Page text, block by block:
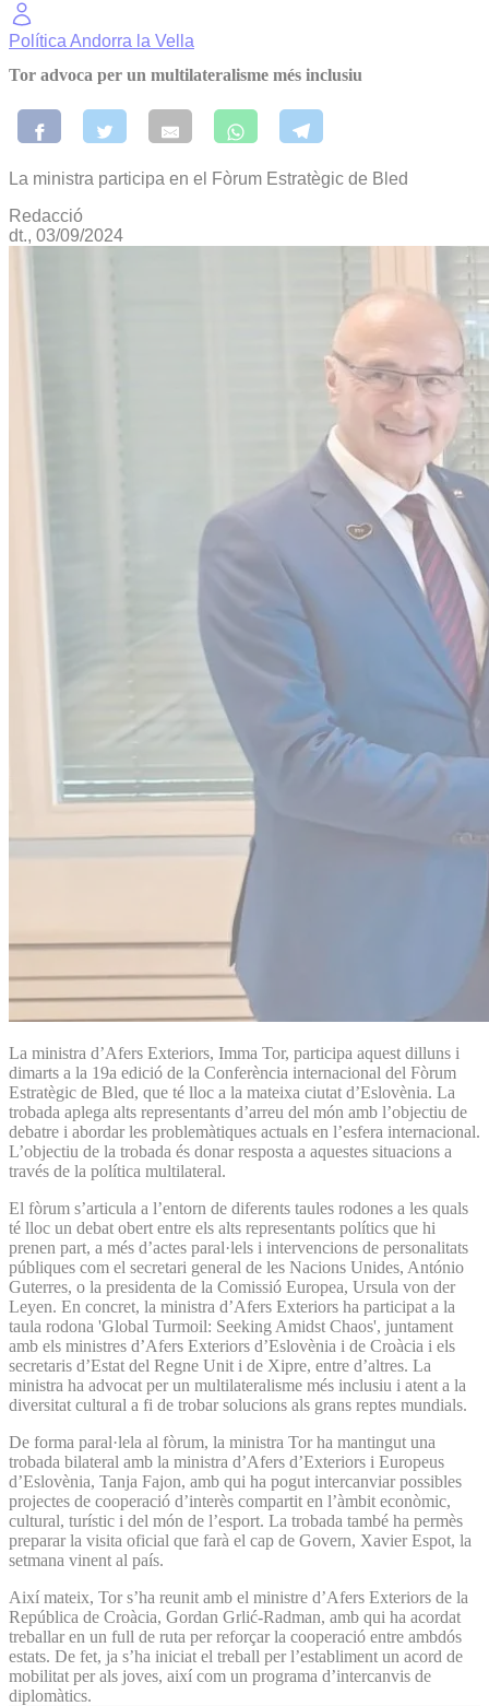
Política Andorra la Vella
Tor advoca per un multilateralisme més inclusiu
La ministra participa en el Fòrum Estratègic de Bled
Redacció
dt., 03/09/2024
La ministra d’Afers Exteriors, Imma Tor, participa aquest dilluns i
dimarts a la 19a edició de la Conferència internacional del Fòrum
Estratègic de Bled, que té lloc a la mateixa ciutat d’Eslovènia. La
trobada aplega alts representants d’arreu del món amb l’objectiu de
debatre i abordar les problemàtiques actuals en l’esfera internacional.
L’objectiu de la trobada és donar resposta a aquestes situacions a
través de la política multilateral.
El fòrum s’articula a l’entorn de diferents taules rodones a les quals
té lloc un debat obert entre els alts representants polítics que hi
prenen part, a més d’actes paral·lels i intervencions de personalitats
públiques com el secretari general de les Nacions Unides, António
Guterres, o la presidenta de la Comissió Europea, Ursula von der
Leyen. En concret, la ministra d’Afers Exteriors ha participat a la
taula rodona 'Global Turmoil: Seeking Amidst Chaos', juntament
amb els ministres d’Afers Exteriors d’Eslovènia i de Croàcia i els
secretaris d’Estat del Regne Unit i de Xipre, entre d’altres. La
ministra ha advocat per un multilateralisme més inclusiu i atent a la
diversitat cultural a fi de trobar solucions als grans reptes mundials.
De forma paral·lela al fòrum, la ministra Tor ha mantingut una
trobada bilateral amb la ministra d’Afers d’Exteriors i Europeus
d’Eslovènia, Tanja Fajon, amb qui ha pogut intercanviar possibles
projectes de cooperació d’interès compartit en l’àmbit econòmic,
cultural, turístic i del món de l’esport. La trobada també ha permès
preparar la visita oficial que farà el cap de Govern, Xavier Espot, la
setmana vinent al país.
Així mateix, Tor s’ha reunit amb el ministre d’Afers Exteriors de la
República de Croàcia, Gordan Grlić-Radman, amb qui ha acordat
treballar en un full de ruta per reforçar la cooperació entre ambdós
estats. De fet, ja s’ha iniciat el treball per l’establiment un acord de
mobilitat per als joves, així com un programa d’intercanvis de
diplomàtics.